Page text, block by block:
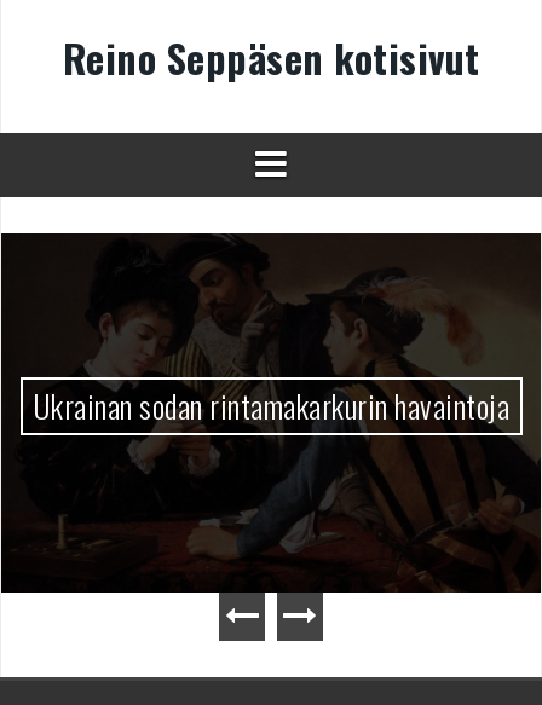
Reino Seppäsen kotisivut
Ukrainan sodan rintamakarkurin havaintoja